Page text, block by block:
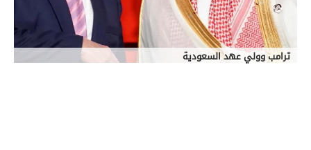
ترامب وولي عهد السعودية